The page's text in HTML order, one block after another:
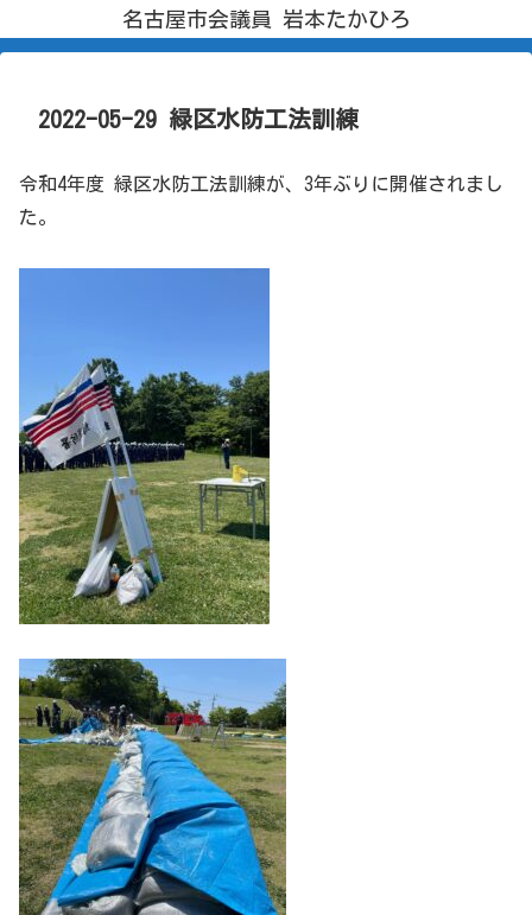
名古屋市会議員 岩本たかひろ
2022-05-29 緑区水防工法訓練
令和4年度 緑区水防工法訓練が、3年ぶりに開催されまし
た。